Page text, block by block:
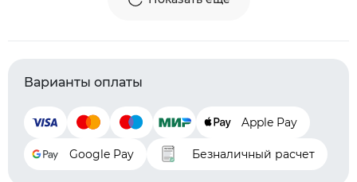
Варианты оплаты
Apple Pay
Google Pay Безналичный расчет